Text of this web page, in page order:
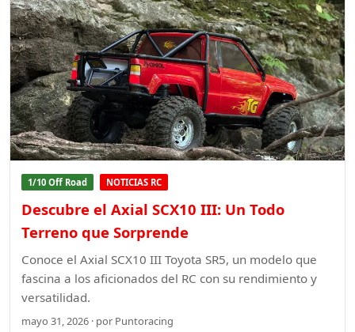
1/10 Off Road NOTICIAS RC
Descubre el Axial SCX10 III: Un Todo
Terreno que Sorprende
Conoce el Axial SCX10 III Toyota SR5, un modelo que
fascina a los aficionados del RC con su rendimiento y
versatilidad.
mayo 31, 2026 · por Puntoracing